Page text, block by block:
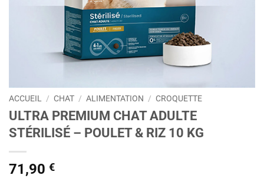
ACCUEIL / CHAT / ALIMENTATION / CROQUETTE
ULTRA PREMIUM CHAT ADULTE
STÉRILISÉ – POULET & RIZ 10 KG
71,90 €